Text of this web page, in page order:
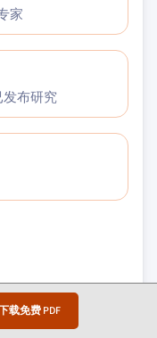
载免费 PDF
家
发布研究